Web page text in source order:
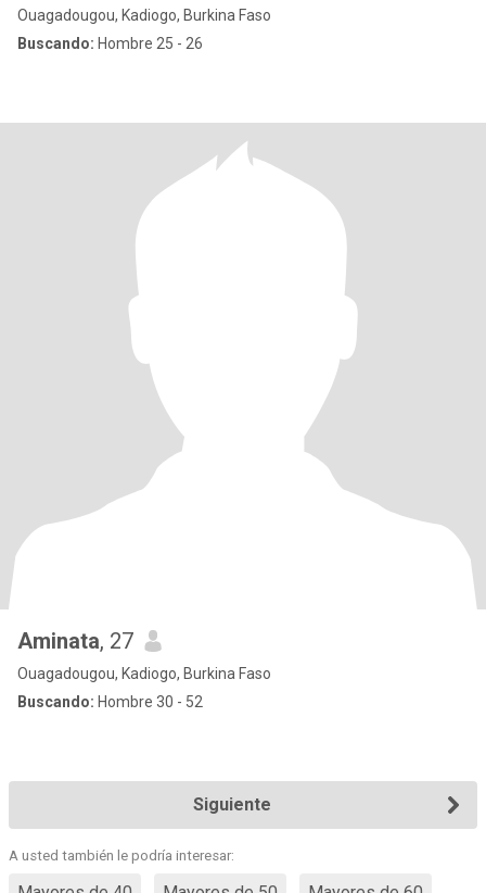
Ouagadougou, Kadiogo, Burkina Faso
Buscando: Hombre 25 - 26
Aminata, 27
Ouagadougou, Kadiogo, Burkina Faso
Buscando: Hombre 30 - 52
Siguiente
A usted también le podría interesar: